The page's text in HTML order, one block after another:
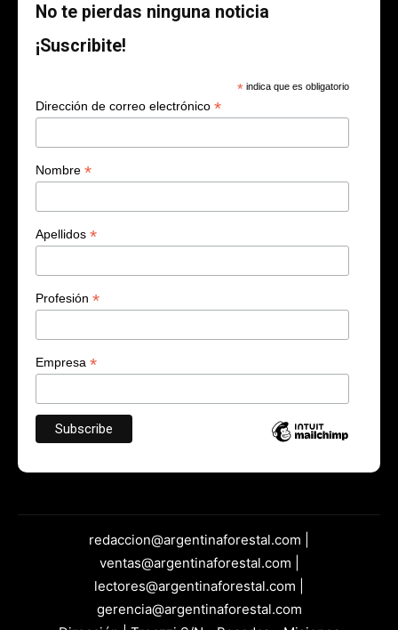
No te pierdas ninguna noticia
¡Suscribite!
* indica que es obligatorio
Dirección de correo electrónico *
Nombre *
Apellidos *
Profesión *
Empresa *
redaccion@argentinaforestal.com |
ventas@argentinaforestal.com |
lectores@argentinaforestal.com |
gerencia@argentinaforestal.com